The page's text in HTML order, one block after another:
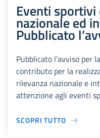
Eventi
nazionale ed
Pubblicato
Pubblicato l’avviso per
contributo per la
rilevanza nazionale e
attenzione agli eventi
SCOPRI TUTTO